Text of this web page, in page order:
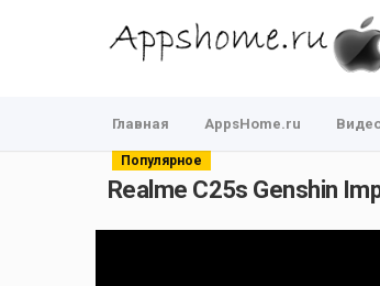
Главная AppsHome.ru
Популярное
Realme C25s Genshin